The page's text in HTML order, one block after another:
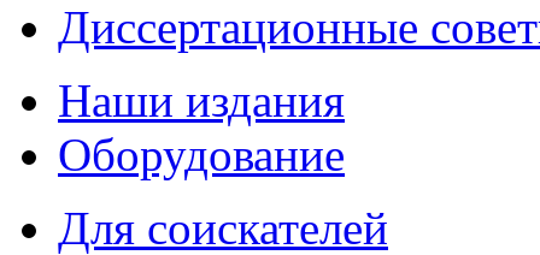
Диссертационные
Наши издания
Оборудование
Для соискателей